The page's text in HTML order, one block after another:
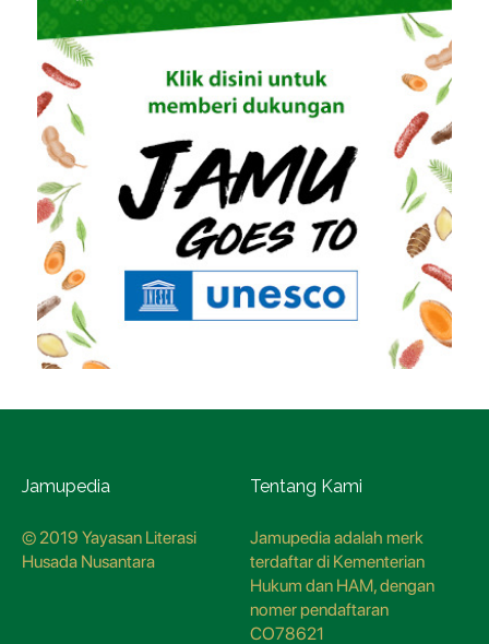
Jamupedia
© 2019 Yayasan Literasi
Husada Nusantara
Tentang Kami
Jamupedia adalah merk
terdaftar di Kementerian
Hukum dan HAM, dengan
nomer pendaftaran
CO78621